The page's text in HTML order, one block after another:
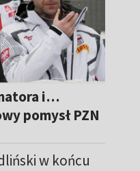
i…
pomysł PZN
w końcu